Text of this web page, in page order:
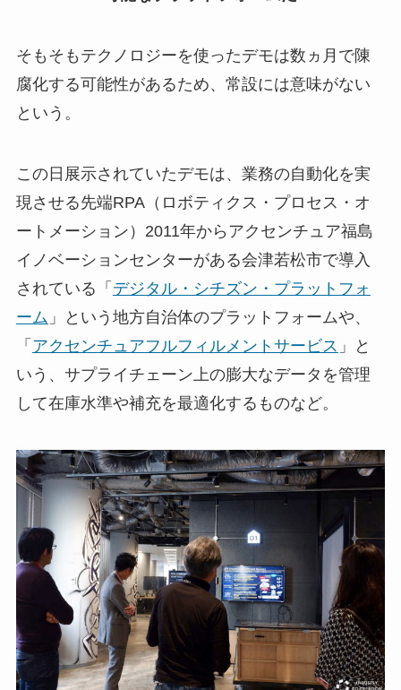
そもそもテクノロジーを使ったデモは数ヵ月で陳
腐化する可能性があるため、常設には意味がない
という。
この日展示されていたデモは、業務の自動化を実
現させる先端RPA（ロボティクス・プロセス・オ
ートメーション）2011年からアクセンチュア福島
イノベーションセンターがある会津若松市で導入
されている「 デジタル・シチズン・プラットフォ
ーム 」という地方自治体のプラットフォームや、
「 アクセンチュアフルフィルメントサービス 」と
いう、サプライチェーン上の膨大なデータを管理
して在庫水準や補充を最適化するものなど。